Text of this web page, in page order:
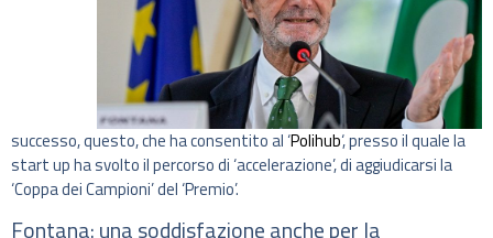
successo, questo, che ha consentito al ‘Polihub‘, presso il quale la
start up ha svolto il percorso di ‘accelerazione’, di aggiudicarsi la
‘Coppa dei Campioni’ del ‘Premio’.
Fontana: una soddisfazione anche per la